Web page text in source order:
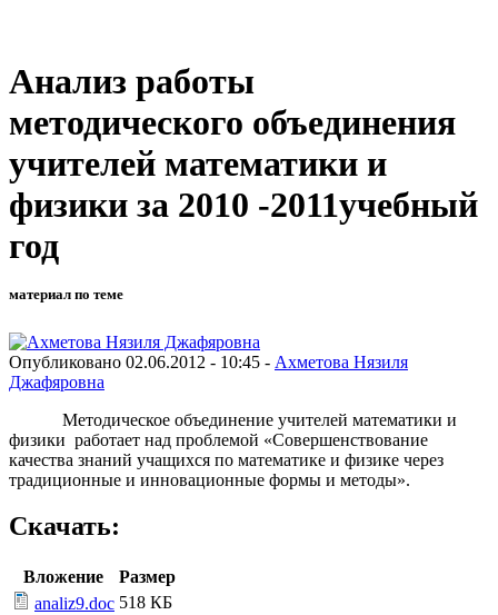
Анализ работы
методического объединения
учителей математики и
физики за 2010 -2011учебный
год
материал по теме
Опубликовано 02.06.2012 - 10:45 - Ахметова Нязиля
Джафяровна
Методическое объединение учителей математики и
физики работает над проблемой «Совершенствование
качества знаний учащихся по математике и физике через
традиционные и инновационные формы и методы».
Скачать:
Вложение
Размер
analiz9.doc 518 КБ